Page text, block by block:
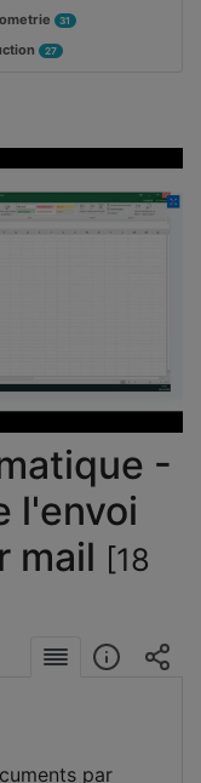
-
l'envoi
mail [18
par
31
27